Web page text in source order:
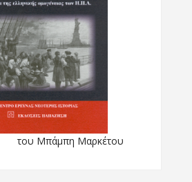
του Μπάμπη Μαρκέτου